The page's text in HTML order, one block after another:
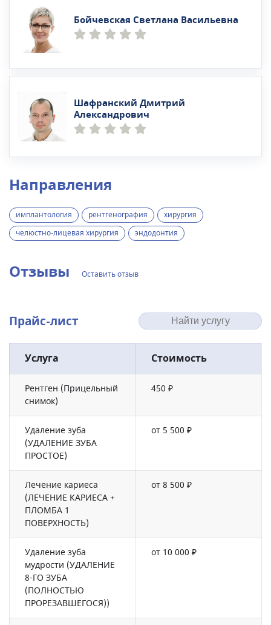
Бойчевская Светлана Васильевна
Шафранский Дмитрий
Александрович
Направления
имплантология рентгенография
хирургия
челюстно-лицевая хирургия
эндодонтия
Отзывы Оставить отзыв
Прайс-лист
Услуга Стоимость
Рентген (Прицельный
снимок)
450 ₽
Удаление зуба
(УДАЛЕНИЕ ЗУБА
ПРОСТОЕ)
от 5 500 ₽
Лечение кариеса
(ЛЕЧЕНИЕ КАРИЕСА +
ПЛОМБА 1
ПОВЕРХНОСТЬ)
от 8 500 ₽
Удаление зуба
мудрости (УДАЛЕНИЕ
8-ГО ЗУБА
(ПОЛНОСТЬЮ
ПРОРЕЗАВШЕГОСЯ))
от 10 000 ₽